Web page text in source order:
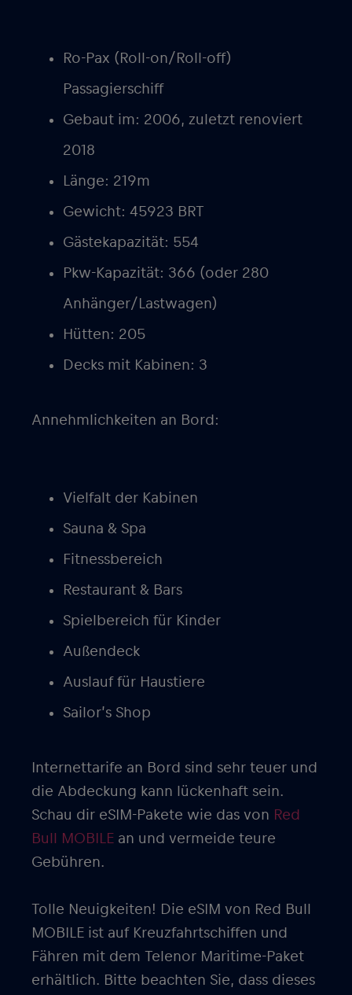
Ro-Pax (Roll-on/Roll-off)
Passagierschiff
Gebaut im: 2006, zuletzt renoviert
2018
Länge: 219m
Gewicht: 45923 BRT
Gästekapazität: 554
Pkw-Kapazität: 366 (oder 280
Anhänger/Lastwagen)
Hütten: 205
Decks mit Kabinen: 3
Annehmlichkeiten an Bord:
Vielfalt der Kabinen
Sauna & Spa
Fitnessbereich
Restaurant & Bars
Spielbereich für Kinder
Außendeck
Auslauf für Haustiere
Sailor’s Shop
Internettarife an Bord sind sehr teuer und
die Abdeckung kann lückenhaft sein.
Schau dir eSIM-Pakete wie das von Red
Bull MOBILE an und vermeide teure
Gebühren.
Tolle Neuigkeiten! Die eSIM von Red Bull
MOBILE ist auf Kreuzfahrtschiffen und
Fähren mit dem Telenor Maritime-Paket
erhältlich. Bitte beachten Sie, dass dieses